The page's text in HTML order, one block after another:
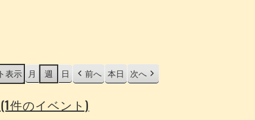
表示 月 週 日 前へ 本日 次へ
(1件のイベント)